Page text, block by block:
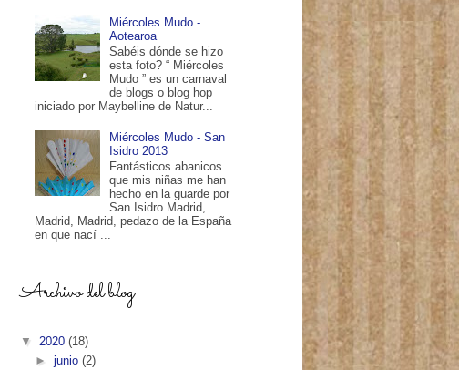
Miércoles Mudo -
Aotearoa
Sabéis dónde se hizo
esta foto? “ Miércoles
Mudo ” es un carnaval
de blogs o blog hop
iniciado por Maybelline de Natur...
Miércoles Mudo - San
Isidro 2013
Fantásticos abanicos
que mis niñas me han
hecho en la guarde por
San Isidro Madrid,
Madrid, Madrid, pedazo de la España
en que nací ...
Archivo del blog
▼ 2020 (18)
► junio (2)